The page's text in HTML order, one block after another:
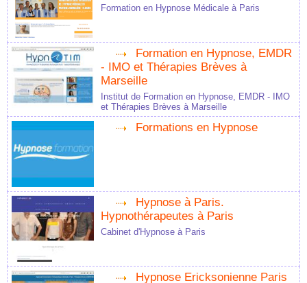
Formation en Hypnose Médicale à Paris
Formation en Hypnose, EMDR
- IMO et Thérapies Brèves à
Marseille
Institut de Formation en Hypnose, EMDR - IMO
et Thérapies Brèves à Marseille
Formations en Hypnose
Hypnose à Paris.
Hypnothérapeutes à Paris
Cabinet d'Hypnose à Paris
Hypnose Ericksonienne Paris